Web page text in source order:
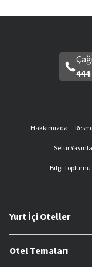
Hakkımızda
Setur
Bilgi
Yurt İçi Oteller
Otel Temaları